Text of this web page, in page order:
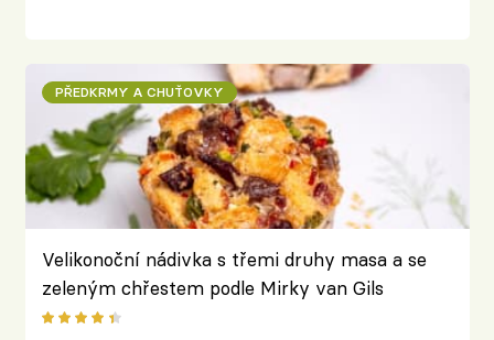
PŘEDKRMY A CHUŤOVKY
Velikonoční nádivka s třemi druhy masa a se
zeleným chřestem podle Mirky van Gils
Slavíkové